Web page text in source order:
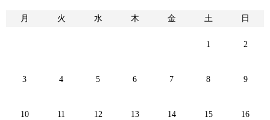
月 火 水 木 金 土 日
1 2
3 4 5 6 7 8 9
10 11 12 13 14 15 16